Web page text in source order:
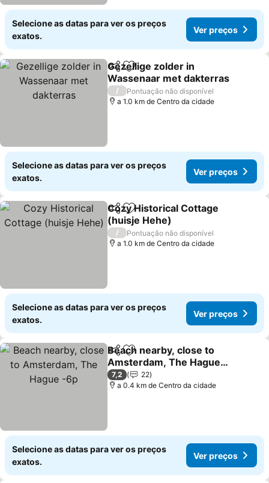
Selecione as datas para ver os preços
exatos.
Ver preços
PartilharAdicionar aos favoritos
Gezellige zolder in
Wassenaar met dakterras
Ver preços
/
Pontuação não disponível
a 1.0 km de Centro da cidade
Selecione as datas para ver os preços
exatos.
Ver preços
PartilharAdicionar aos favoritos
Cozy Historical Cottage
(huisje Hehe)
Ver preços
/
Pontuação não disponível
a 1.0 km de Centro da cidade
Selecione as datas para ver os preços
exatos.
Ver preços
PartilharAdicionar aos favoritos
Beach nearby, close to
Amsterdam, The Hague
-6p
Ver preços
7,2
22
a 0.4 km de Centro da cidade
Selecione as datas para ver os preços
exatos.
Ver preços